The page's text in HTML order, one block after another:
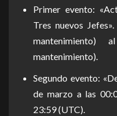
Primer evento:
Tres nuevos
mantenimiento).
Segundo evento:
de marzo a las
23:59 (UTC).